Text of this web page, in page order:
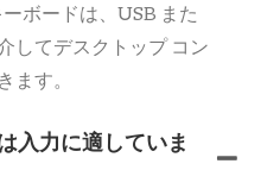
ボードは、USB また
してデスクトップ コン
ます。
入力に適していま